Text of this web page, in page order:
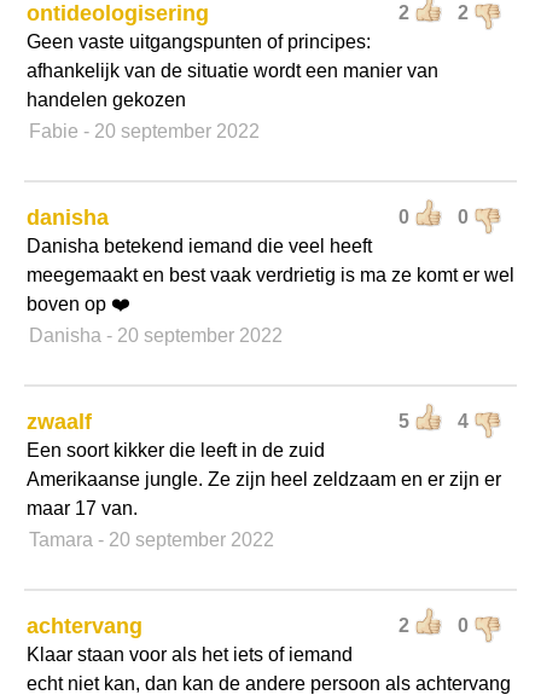
2 2
ontideologisering
Geen vaste uitgangspunten of principes:
afhankelijk van de situatie wordt een manier van
handelen gekozen
Fabie - 20 september 2022
0 0
danisha
Danisha betekend iemand die veel heeft
meegemaakt en best vaak verdrietig is ma ze komt er wel
boven op ❤️
Danisha - 20 september 2022
5 4
zwaalf
Een soort kikker die leeft in de zuid
Amerikaanse jungle. Ze zijn heel zeldzaam en er zijn er
maar 17 van.
Tamara - 20 september 2022
2 0
achtervang
Klaar staan voor als het iets of iemand
echt niet kan, dan kan de andere persoon als achtervang